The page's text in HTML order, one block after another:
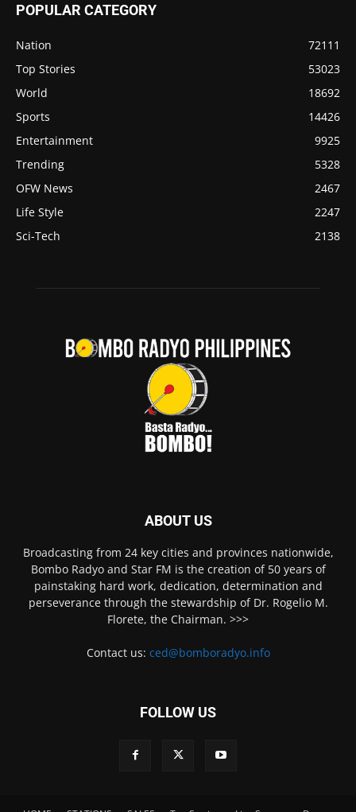
POPULAR CATEGORY
Nation
72111
Top Stories
53023
World
18692
Sports
14426
Entertainment
9925
Trending
5328
OFW News
2467
Life Style
2247
Sci-Tech
2138
ABOUT US
Broadcasting from 24 key cities and provinces nationwide,
Bombo Radyo and Star FM is the creation of 50 years of
painstaking hard work, dedication, determination and
perseverance through the stewardship of Dr. Rogelio M.
Florete, the Chairman. >>>
Contact us: ced@bomboradyo.info
FOLLOW US